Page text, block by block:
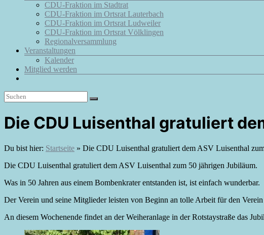
CDU-Fraktion im Stadtrat
CDU-Fraktion im Ortsrat Lauterbach
CDU-Fraktion im Ortsrat Ludweiler
CDU-Fraktion im Ortsrat Völklingen
Regionalversammlung
Veranstaltungen
Kalender
Mitglied werden
Die CDU Luisenthal gratuliert
Du bist hier: Startseite » Die CDU Luisenthal gratuliert dem ASV Luisenthal
Die CDU Luisenthal gratuliert dem ASV Luisenthal zum 50 jährigen Jubiläum.
Was in 50 Jahren aus einem Bombenkrater entstanden ist, ist einfach wunderbar.
Der Verein und seine Mitglieder leisten von Beginn an tolle Arbeit für den
An diesem Wochenende findet an der Weiheranlage in der Rotstaystraße das